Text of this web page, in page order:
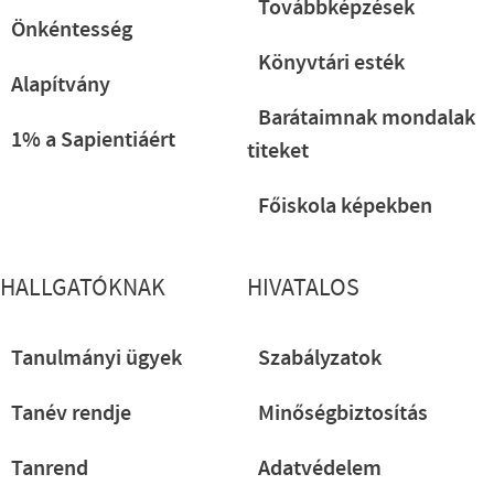
Önkéntesség
Alapítvány
1% a Sapientiáért
Továbbképzések
Könyvtári esték
Barátaimnak mondalak
titeket
Főiskola képekben
HALLGATÓKNAK
Tanulmányi ügyek
Tanév rendje
Tanrend
HIVATALOS
Szabályzatok
Minőségbiztosítás
Adatvédelem